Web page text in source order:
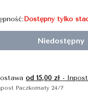
Dostępny tylko
Niedostępny
od 15,00 zł -
Paczkomaty 24/7